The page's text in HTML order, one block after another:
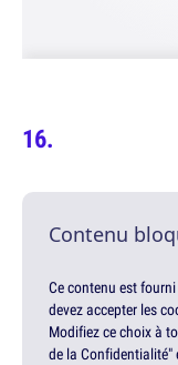
Contenu
Ce contenu est
devez accepter les
Modifiez ce choix à
de la Confidentialité"